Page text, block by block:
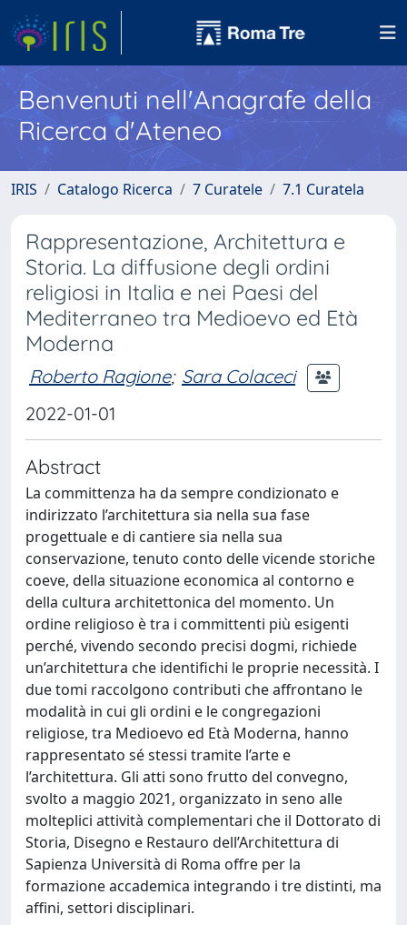
Benvenuti nell'Anagrafe della
Ricerca d'Ateneo
IRIS Catalogo Ricerca 7 Curatele 7.1 Curatela
Rappresentazione, Architettura e
Storia. La diffusione degli ordini
religiosi in Italia e nei Paesi del
Mediterraneo tra Medioevo ed Età
Moderna
Roberto Ragione; Sara Colaceci
2022-01-01
Abstract
La committenza ha da sempre condizionato e
indirizzato l’architettura sia nella sua fase
progettuale e di cantiere sia nella sua
conservazione, tenuto conto delle vicende storiche
coeve, della situazione economica al contorno e
della cultura architettonica del momento. Un
ordine religioso è tra i committenti più esigenti
perché, vivendo secondo precisi dogmi, richiede
un’architettura che identifichi le proprie necessità. I
due tomi raccolgono contributi che affrontano le
modalità in cui gli ordini e le congregazioni
religiose, tra Medioevo ed Età Moderna, hanno
rappresentato sé stessi tramite l’arte e
l’architettura. Gli atti sono frutto del convegno,
svolto a maggio 2021, organizzato in seno alle
molteplici attività complementari che il Dottorato di
Storia, Disegno e Restauro dell’Architettura di
Sapienza Università di Roma offre per la
formazione accademica integrando i tre distinti, ma
affini, settori disciplinari.